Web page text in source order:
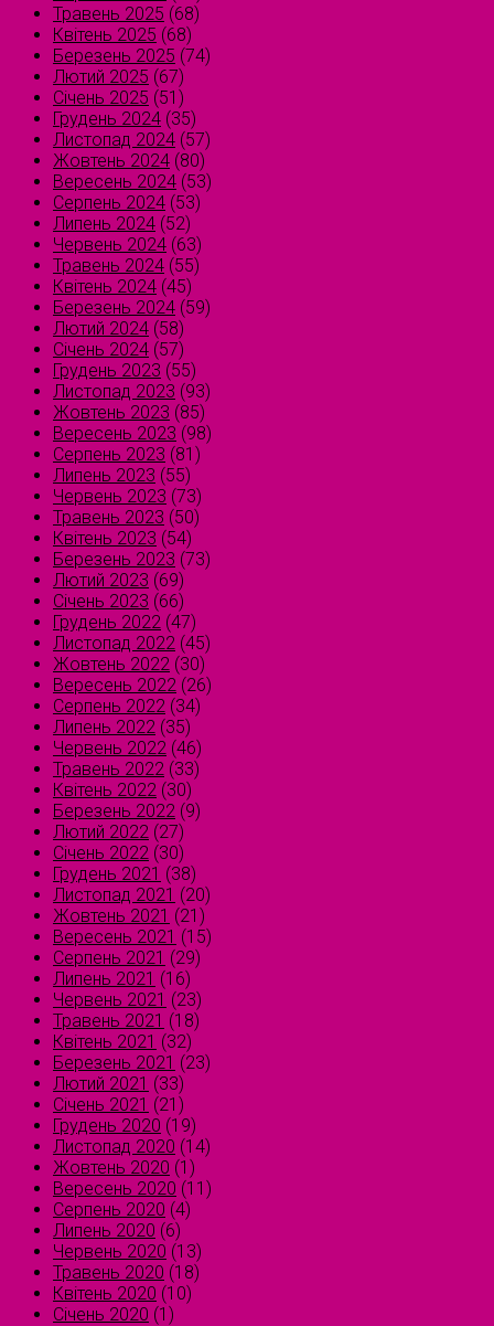
Травень 2025 (68)
Квітень 2025 (68)
Березень 2025 (74)
Лютий 2025 (67)
Січень 2025 (51)
Грудень 2024 (35)
Листопад 2024 (57)
Жовтень 2024 (80)
Вересень 2024 (53)
Серпень 2024 (53)
Липень 2024 (52)
Червень 2024 (63)
Травень 2024 (55)
Квітень 2024 (45)
Березень 2024 (59)
Лютий 2024 (58)
Січень 2024 (57)
Грудень 2023 (55)
Листопад 2023 (93)
Жовтень 2023 (85)
Вересень 2023 (98)
Серпень 2023 (81)
Липень 2023 (55)
Червень 2023 (73)
Травень 2023 (50)
Квітень 2023 (54)
Березень 2023 (73)
Лютий 2023 (69)
Січень 2023 (66)
Грудень 2022 (47)
Листопад 2022 (45)
Жовтень 2022 (30)
Вересень 2022 (26)
Серпень 2022 (34)
Липень 2022 (35)
Червень 2022 (46)
Травень 2022 (33)
Квітень 2022 (30)
Березень 2022 (9)
Лютий 2022 (27)
Січень 2022 (30)
Грудень 2021 (38)
Листопад 2021 (20)
Жовтень 2021 (21)
Вересень 2021 (15)
Серпень 2021 (29)
Липень 2021 (16)
Червень 2021 (23)
Травень 2021 (18)
Квітень 2021 (32)
Березень 2021 (23)
Лютий 2021 (33)
Січень 2021 (21)
Грудень 2020 (19)
Листопад 2020 (14)
Жовтень 2020 (1)
Вересень 2020 (11)
Серпень 2020 (4)
Липень 2020 (6)
Червень 2020 (13)
Травень 2020 (18)
Квітень 2020 (10)
Січень 2020 (1)